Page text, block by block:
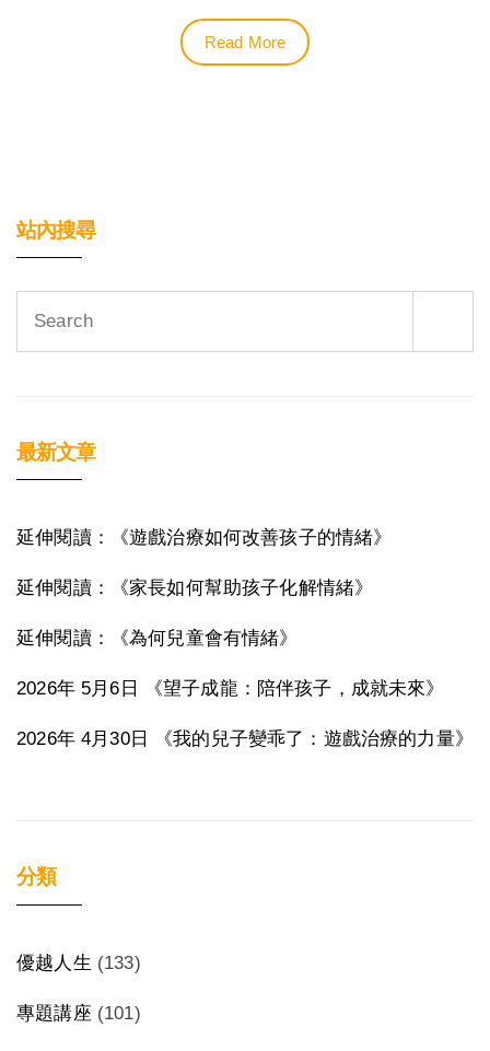
Read More
站內搜尋
最新文章
延伸閱讀：《遊戲治療如何改善孩子的情緒》
延伸閱讀：《家長如何幫助孩子化解情緒》
延伸閱讀：《為何兒童會有情緒》
2026年 5月6日 《望子成龍：陪伴孩子，成就未來》
2026年 4月30日 《我的兒子變乖了：遊戲治療的力量》
分類
優越人生 (133)
專題講座 (101)